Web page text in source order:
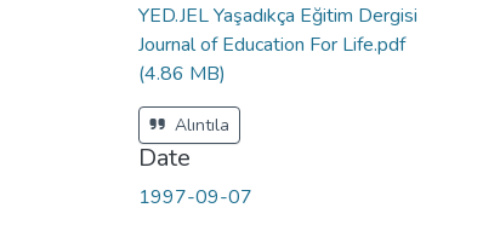
YED.JEL Yaşadıkça Eğitim Dergisi
Journal of Education For Life.pdf
(4.86 MB)
Alıntıla
Date
1997-09-07